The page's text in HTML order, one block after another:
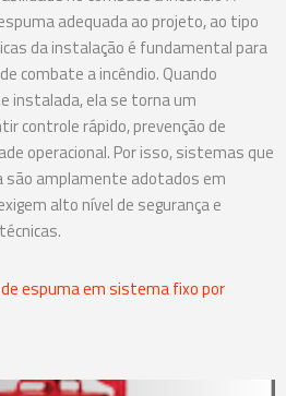
adequada ao projeto, ao tipo
da instalação é fundamental para
combate a incêndio. Quando
instalada, ela se torna um
controle rápido, prevenção de
operacional. Por isso, sistemas que
são amplamente adotados em
alto nível de segurança e
espuma em sistema fixo por